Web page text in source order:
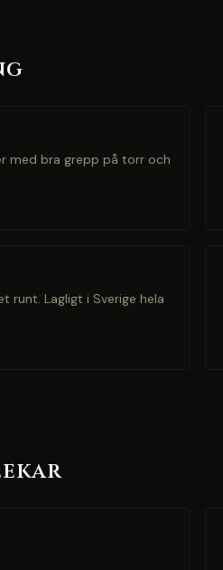
med bra grepp på torr och
runt. Lagligt i Sverige hela